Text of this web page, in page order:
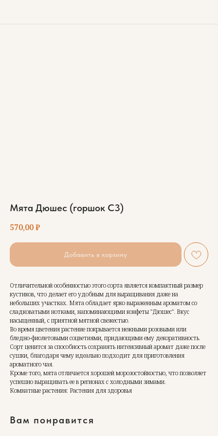
Мята Дюшес (горшок С3)
570,00₽
Добавить в корзину
Отличительной особенностью этого сорта является компактный размер
кустиков, что делает его удобным для выращивания даже на
небольших участках. Мята обладает ярко выраженным ароматом со
сладковатыми нотками, напоминающими конфеты "Дюшес". Вкус
насыщенный, с приятной мятной свежестью.
Во время цветения растение покрывается нежными розовыми или
бледно-фиолетовыми соцветиями, придающими ему декоративность.
Сорт ценится за способность сохранять интенсивный аромат даже после
сушки, благодаря чему идеально подходит для приготовления
ароматного чая.
Кроме того, мята отличается хорошей морозостойкостью, что позволяет
успешно выращивать ее в регионах с холодными зимами.
Комнатные растения: Растения для здоровья
Вам понравится